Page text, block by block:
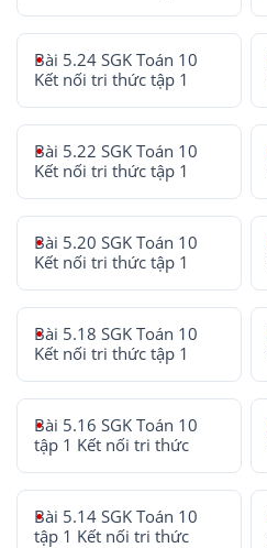
Bài 5.24 SGK Toán 10
Kết nối tri thức tập 1
Bài 5.22 SGK Toán 10
Kết nối tri thức tập 1
Bài 5.20 SGK Toán 10
Kết nối tri thức tập 1
Bài 5.18 SGK Toán 10
Kết nối tri thức tập 1
Bài 5.16 SGK Toán 10
tập 1 Kết nối tri thức
Bài 5.14 SGK Toán 10
tập 1 Kết nối tri thức